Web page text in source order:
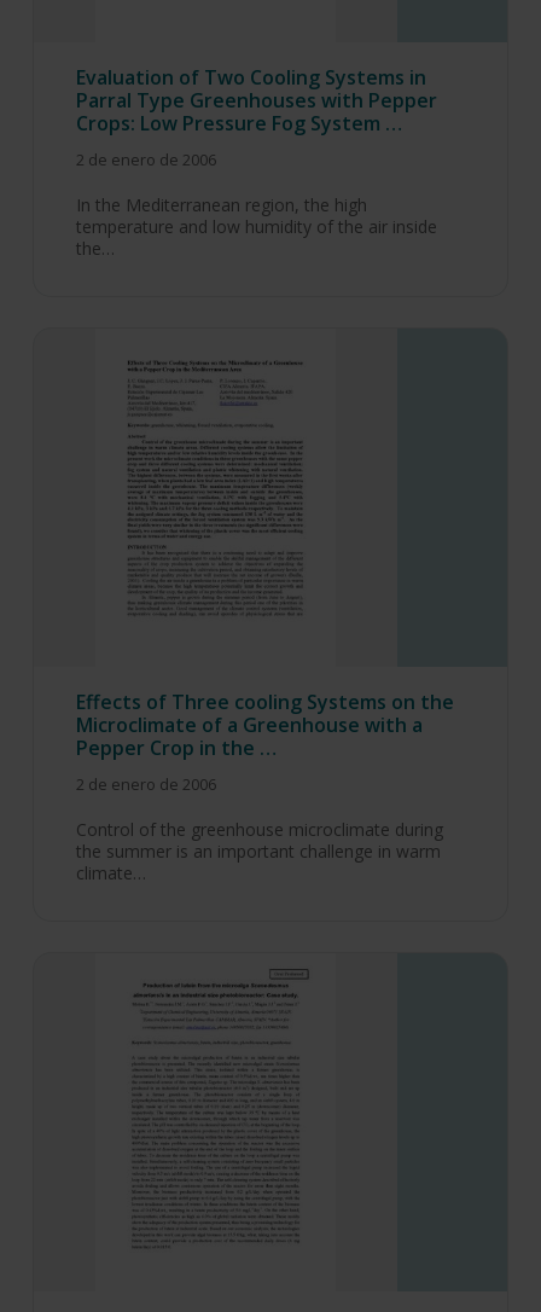
Evaluation of Two Cooling Systems in
Parral Type Greenhouses with Pepper
Crops: Low Pressure Fog System …
2 de enero de 2006
In the Mediterranean region, the high
temperature and low humidity of the air inside
the…
Effects of Three cooling Systems on the
Microclimate of a Greenhouse with a
Pepper Crop in the …
2 de enero de 2006
Control of the greenhouse microclimate during
the summer is an important challenge in warm
climate…